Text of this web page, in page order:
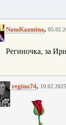
NataKazmina,
Региночка, за
regina74,